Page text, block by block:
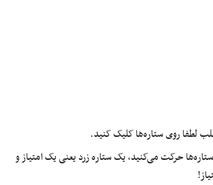
لطفا روی ستاره‌ها کلیک کنید.
حرکت می‌کنید، یک ستاره زرد یعنی یک امتیاز و